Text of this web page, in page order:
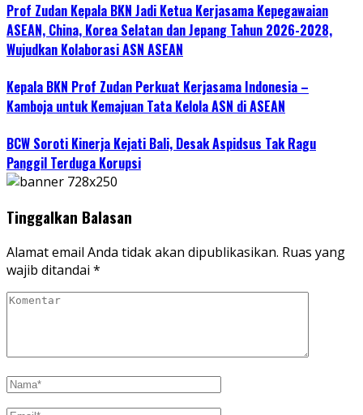
Prof Zudan Kepala BKN Jadi Ketua Kerjasama Kepegawaian
ASEAN, China, Korea Selatan dan Jepang Tahun 2026-2028,
Wujudkan Kolaborasi ASN ASEAN
Kepala BKN Prof Zudan Perkuat Kerjasama Indonesia –
Kamboja untuk Kemajuan Tata Kelola ASN di ASEAN
BCW Soroti Kinerja Kejati Bali, Desak Aspidsus Tak Ragu
Panggil Terduga Korupsi
Tinggalkan Balasan
Alamat email Anda tidak akan dipublikasikan. Ruas yang
wajib ditandai *